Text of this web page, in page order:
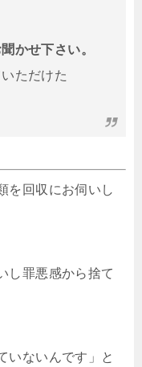
かせ下さい。
ただけた
を回収にお伺いし
し罪悪感から捨て
いないんです」と